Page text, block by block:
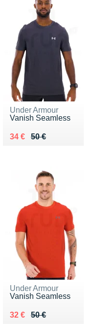
Under Armour
Vanish Seamless
50 €
Au lieu de 50 €
34 €
Vendu 34 €
Under Armour
Vanish Seamless
50 €
Au lieu de 50 €
32 €
Vendu 32 €